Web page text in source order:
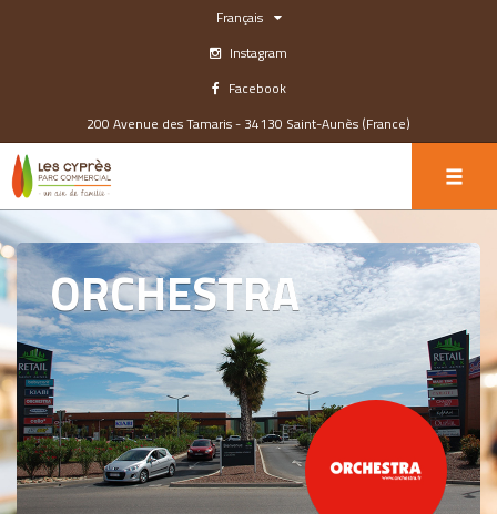
Français
Instagram
Facebook
200 Avenue des Tamaris - 34130 Saint-Aunès (France)
ORCHESTRA